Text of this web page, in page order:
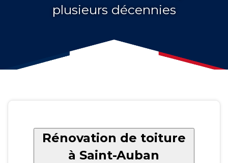
plusieurs décennies
Rénovation de toiture
à Saint-Auban